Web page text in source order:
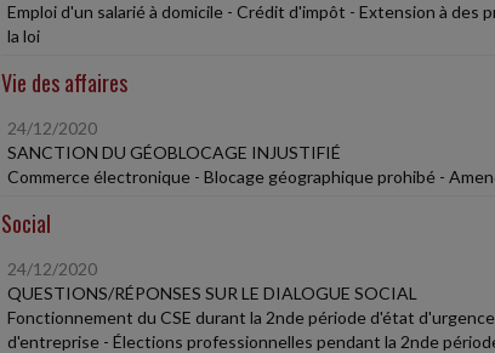
Emploi d'un salarié à domicile - Crédit d'impôt - Extension à
la loi
Vie des affaires
24/12/2020
SANCTION DU GÉOBLOCAGE INJUSTIFIÉ
Commerce électronique - Blocage géographique prohibé -
Social
24/12/2020
QUESTIONS/RÉPONSES SUR LE DIALOGUE SOCIAL
Fonctionnement du CSE durant la 2nde période d'état
d'entreprise - Élections professionnelles pendant la 2nde